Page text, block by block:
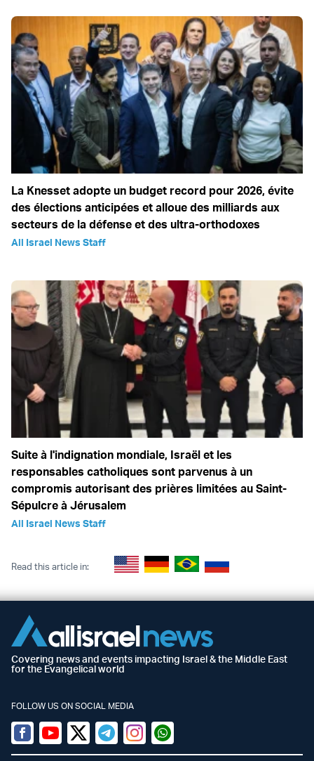
La Knesset adopte un budget record pour 2026, évite
des élections anticipées et alloue des milliards aux
secteurs de la défense et des ultra-orthodoxes
All Israel News Staff
Suite à l'indignation mondiale, Israël et les
responsables catholiques sont parvenus à un
compromis autorisant des prières limitées au Saint-
Sépulcre à Jérusalem
All Israel News Staff
Read this article in:
Covering news and events impacting Israel & the Middle East
for the Evangelical world
FOLLOW US ON SOCIAL MEDIA
Facebook
YoutubeTwitter (X)
TelegramInstagramWhatsapp